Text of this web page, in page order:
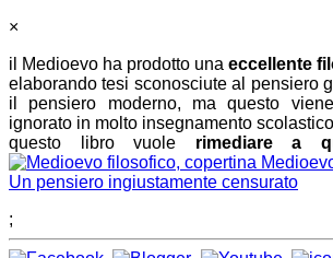
×
il Medioevo ha prodotto una eccellente
elaborando tesi sconosciute al pensiero
il pensiero moderno, ma questo
ignorato in molto insegnamento
questo libro vuole rimediare a
Un pensiero ingiustamente censurato
;